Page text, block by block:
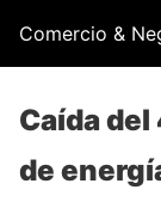
Comercio &
Caída
de